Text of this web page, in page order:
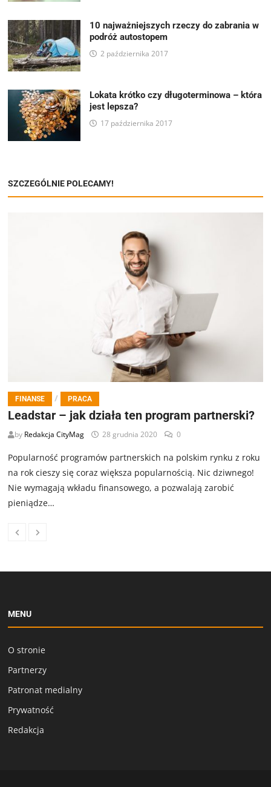
10 najważniejszych rzeczy do zabrania w
podróż autostopem
2 października 2017
Lokata krótko czy długoterminowa – która
jest lepsza?
17 października 2017
SZCZEGÓLNIE POLECAMY!
FINANSE / PRACA
Leadstar – jak działa ten program partnerski?
by Redakcja CityMag 28 grudnia 2020 0
Popularność programów partnerskich na polskim rynku z roku
na rok cieszy się coraz większa popularnością. Nic dziwnego!
Nie wymagają wkładu finansowego, a pozwalają zarobić
pieniądze…
MENU
O stronie
Partnerzy
Patronat medialny
Prywatność
Redakcja